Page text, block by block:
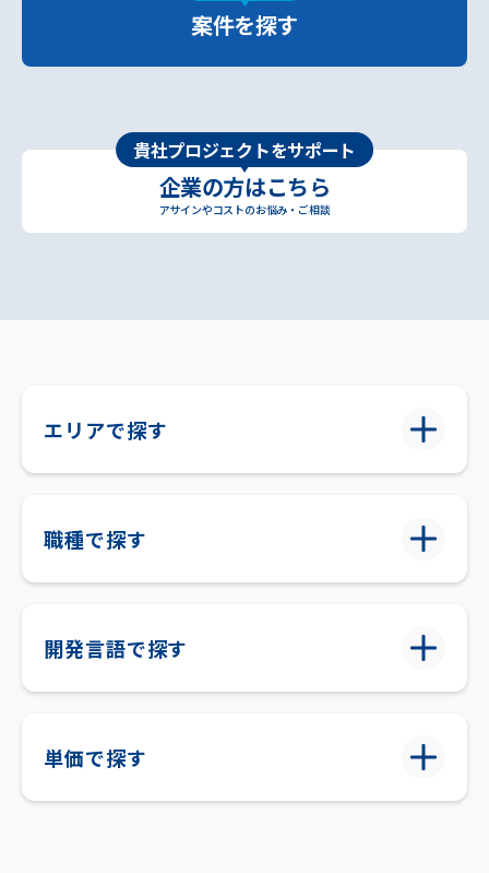
案件を探す
貴社プロジェクトをサポート
企業の方はこちら
アサインやコストのお悩み・ご相談
エリアで探す
職種で探す
開発言語で探す
単価で探す